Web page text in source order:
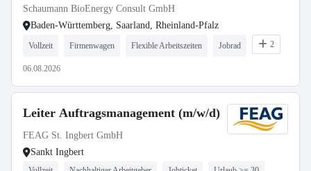
Schaumann BioEnergy Consult GmbH
Baden-Württemberg, Saarland, Rheinland-Pfalz
Vollzeit Firmenwagen Flexible Arbeitszeiten Jobrad 2
06.08.2026
Leiter Auftragsmanagement (m/w/d)
FEAG St. Ingbert GmbH
Sankt Ingbert